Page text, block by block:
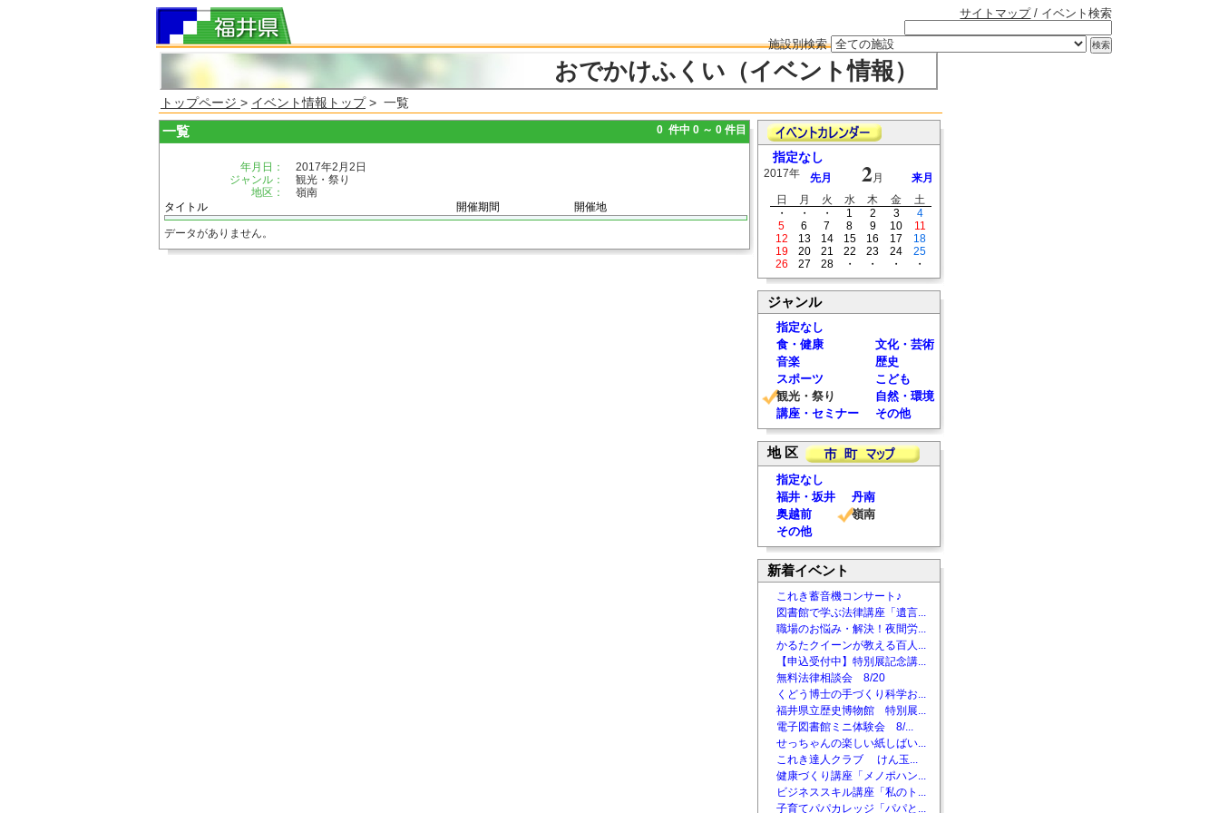
サイトマップ/ イベント検索
施設別検索
おでかけふくい（イベント情報）
トップページ > イベント情報トップ> 一覧
一覧 0 件中 0 ～ 0 件目
年月日：
2017年2月2日
ジャンル：
観光・祭り
地区：
嶺南
タイトル
開催期間 開催地
データがありません。
指定なし
2017年 先月 2月
来月
日
月 火 水 木 金
土
・
・ ・ 1 2 3
4
5
6 7 8 9 10
11
12
13 14 15 16 17
18
19
20 21 22 23 24
25
26
27 28 ・ ・ ・ ・
ジャンル
指定なし
食・健康
文化・芸術
音楽
歴史
スポーツ
こども
観光・祭り
自然・環境
講座・セミナー
その他
地 区
指定なし
福井・坂井
丹南
奥越前
嶺南
その他
新着イベント
これき蓄音機コンサート♪
図書館で学ぶ法律講座「遺言...
職場のお悩み・解決！夜間労...
かるたクイーンが教える百人...
【申込受付中】特別展記念講...
無料法律相談会 8/20
くどう博士の手づくり科学お...
福井県立歴史博物館 特別展...
電子図書館ミニ体験会 8/...
せっちゃんの楽しい紙しばい...
これき達人クラブ けん玉...
健康づくり講座「メノポハン...
ビジネススキル講座「私のト...
子育てパパカレッジ「パパと...